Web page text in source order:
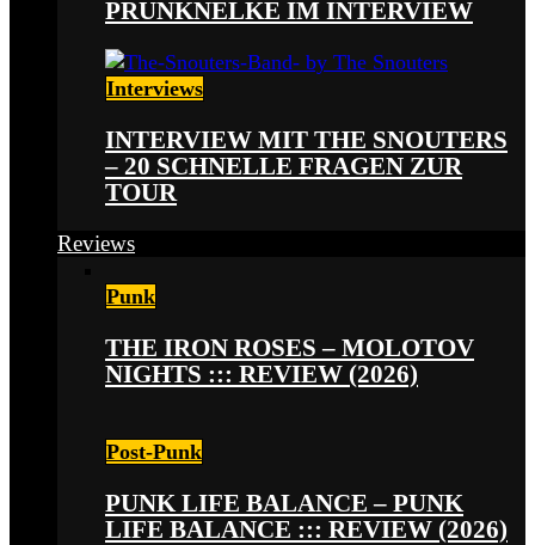
PRUNKNELKE IM INTERVIEW
Interviews
INTERVIEW MIT THE SNOUTERS
– 20 SCHNELLE FRAGEN ZUR
TOUR
Reviews
Punk
THE IRON ROSES – MOLOTOV
NIGHTS ::: REVIEW (2026)
Post-Punk
PUNK LIFE BALANCE – PUNK
LIFE BALANCE ::: REVIEW (2026)